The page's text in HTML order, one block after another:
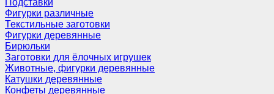
Подставки
Фигурки различные
Текстильные заготовки
Фигурки деревянные
Бирюльки
Заготовки для ёлочных игрушек
Животные, фигурки деревянные
Катушки деревянные
Конфеты деревянные